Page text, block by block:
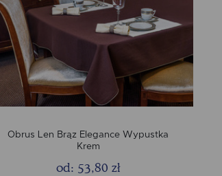
Obrus Len Brąz Elegance Wypustka
Krem
od: 53,80 zł